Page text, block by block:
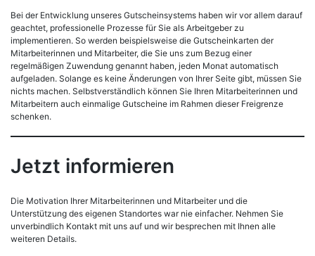
Bei der Entwicklung unseres Gutscheinsystems haben wir vor allem darauf
geachtet, professionelle Prozesse für Sie als Arbeitgeber zu
implementieren. So werden beispielsweise die Gutscheinkarten der
Mitarbeiterinnen und Mitarbeiter, die Sie uns zum Bezug einer
regelmäßigen Zuwendung genannt haben, jeden Monat automatisch
aufgeladen. Solange es keine Änderungen von Ihrer Seite gibt, müssen Sie
nichts machen. Selbstverständlich können Sie Ihren Mitarbeiterinnen und
Mitarbeitern auch einmalige Gutscheine im Rahmen dieser Freigrenze
schenken.
Jetzt informieren
Die Motivation Ihrer Mitarbeiterinnen und Mitarbeiter und die
Unterstützung des eigenen Standortes war nie einfacher. Nehmen Sie
unverbindlich Kontakt mit uns auf und wir besprechen mit Ihnen alle
weiteren Details.